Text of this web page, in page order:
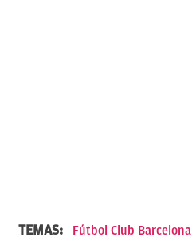
TEMAS: Fútbol Club Barcelona